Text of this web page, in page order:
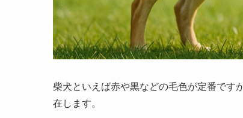
柴犬といえば赤や黒などの毛色が定番です
在します。